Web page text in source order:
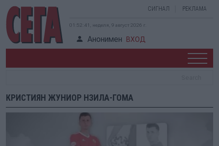
СИГНАЛ РЕКЛАМА
01:52:41, неделя, 9 август 2026 г.
Анонимен ВХОД
КРИСТИЯН ЖУНИОР НЗИЛА-ГОМА